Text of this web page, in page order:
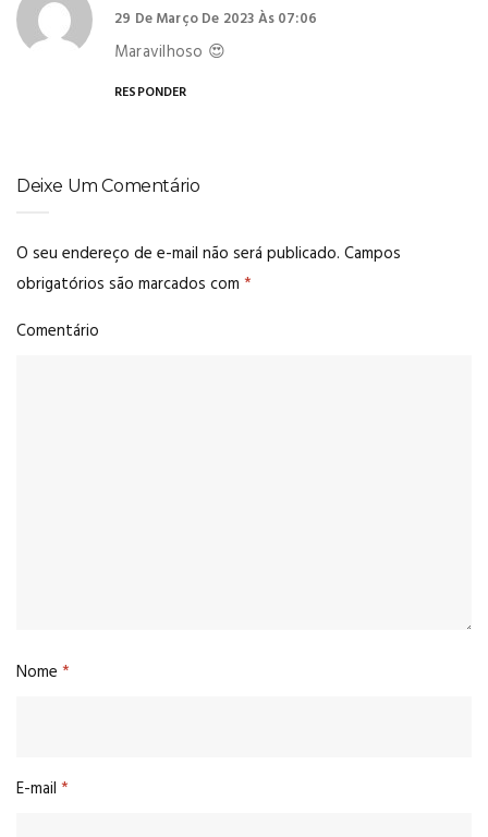
29 De Março De 2023 Às 07:06
Maravilhoso 😍
RESPONDER
Deixe Um Comentário
O seu endereço de e-mail não será publicado. Campos
obrigatórios são marcados com *
Comentário
Nome *
E-mail *